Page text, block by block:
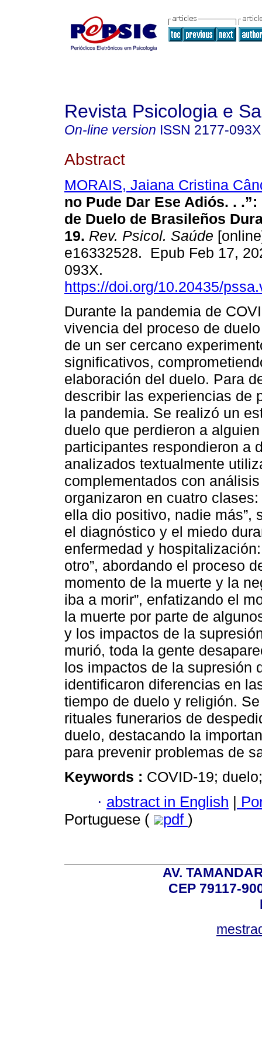
Revista Psicologia e
On-line version ISSN 2177-093X
Abstract
MORAIS, Jaiana Cristina
no Pude Dar Ese Adiós. .
de Duelo de Brasileños
19. Rev. Psicol. Saúde
e16332528. Epub Feb 17,
093X.
https://doi.org/10.20435/
Durante la pandemia de
vivencia del proceso de
de un ser cercano
significativos,
elaboración del duelo. Para
describir las experiencias de
la pandemia. Se realizó un
duelo que perdieron a
participantes respondieron a
analizados textualmente
complementados con
organizaron en cuatro
ella dio positivo, nadie
el diagnóstico y el miedo
enfermedad y
otro”, abordando el proceso
momento de la muerte y la
iba a morir”, enfatizando el
la muerte por parte de
y los impactos de la
murió, toda la gente
los impactos de la supresión
identificaron diferencias en
tiempo de duelo y religión.
rituales funerarios de
duelo, destacando la
para prevenir problemas de
Keywords : COVID-19;
· abstract in English |
Portuguese (
pdf )
AV.
CEP 79117-